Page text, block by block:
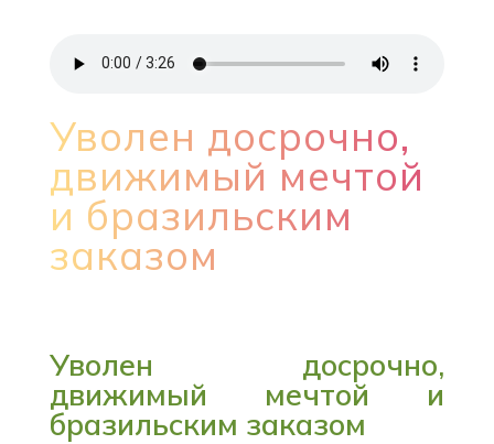
Уволен досрочно,
движимый мечтой
и бразильским
заказом
Уволен досрочно,
движимый мечтой и
бразильским заказом